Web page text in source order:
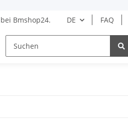
DE FAQ
Bmshop24.